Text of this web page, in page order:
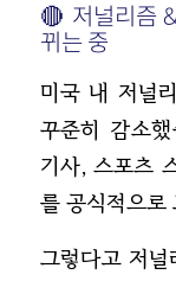
🔴 저널리즘
뀌는 중
미국 내 저널
꾸준히 감소
기사, 스포츠
를 공식적으로
그렇다고 저